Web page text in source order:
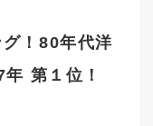
！80年代洋
第１位！